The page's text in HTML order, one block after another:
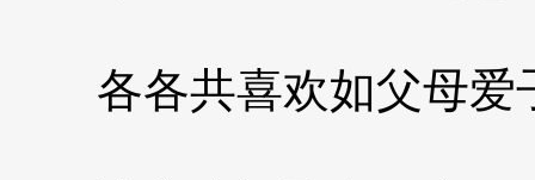
各各共喜欢如父母爱